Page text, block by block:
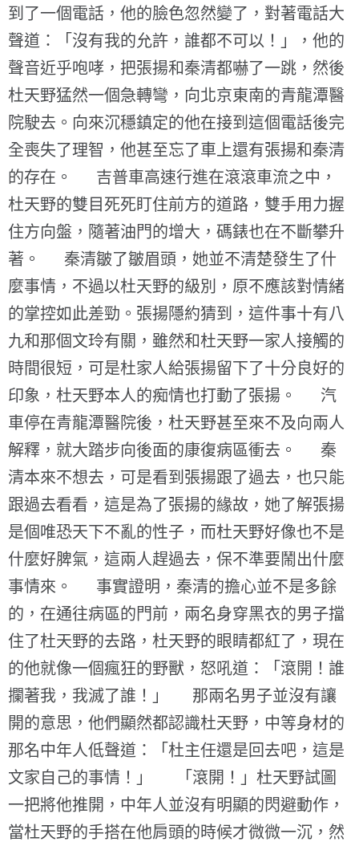
到了一個電話，他的臉色忽然變了，對著電話大
聲道：「沒有我的允許，誰都不可以！」，他的
聲音近乎咆哮，把張揚和秦清都嚇了一跳，然後
杜天野猛然一個急轉彎，向北京東南的青龍潭醫
院駛去。向來沉穩鎮定的他在接到這個電話後完
全喪失了理智，他甚至忘了車上還有張揚和秦清
的存在。 吉普車高速行進在滾滾車流之中，
杜天野的雙目死死盯住前方的道路，雙手用力握
住方向盤，隨著油門的增大，碼錶也在不斷攀升
著。 秦清皺了皺眉頭，她並不清楚發生了什
麼事情，不過以杜天野的級別，原不應該對情緒
的掌控如此差勁。張揚隱約猜到，這件事十有八
九和那個文玲有關，雖然和杜天野一家人接觸的
時間很短，可是杜家人給張揚留下了十分良好的
印象，杜天野本人的痴情也打動了張揚。 汽
車停在青龍潭醫院後，杜天野甚至來不及向兩人
解釋，就大踏步向後面的康復病區衝去。 秦
清本來不想去，可是看到張揚跟了過去，也只能
跟過去看看，這是為了張揚的緣故，她了解張揚
是個唯恐天下不亂的性子，而杜天野好像也不是
什麼好脾氣，這兩人趕過去，保不準要鬧出什麼
事情來。 事實證明，秦清的擔心並不是多餘
的，在通往病區的門前，兩名身穿黑衣的男子擋
住了杜天野的去路，杜天野的眼睛都紅了，現在
的他就像一個瘋狂的野獸，怒吼道：「滾開！誰
攔著我，我滅了誰！」 那兩名男子並沒有讓
開的意思，他們顯然都認識杜天野，中等身材的
那名中年人低聲道：「杜主任還是回去吧，這是
文家自己的事情！」 「滾開！」杜天野試圖
一把將他推開，中年人並沒有明顯的閃避動作，
當杜天野的手搭在他肩頭的時候才微微一沉，然